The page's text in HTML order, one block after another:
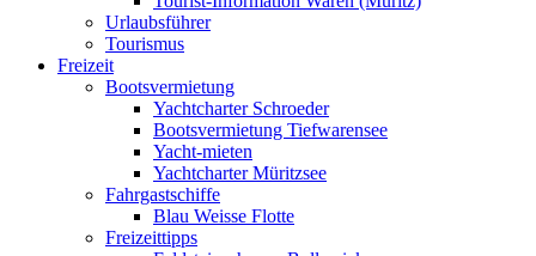
Urlaubsführer
Tourismus
Freizeit
Bootsvermietung
Yachtcharter Schroeder
Bootsvermietung Tiefwarensee
Yacht-mieten
Yachtcharter Müritzsee
Fahrgastschiffe
Blau Weisse Flotte
Freizeittipps